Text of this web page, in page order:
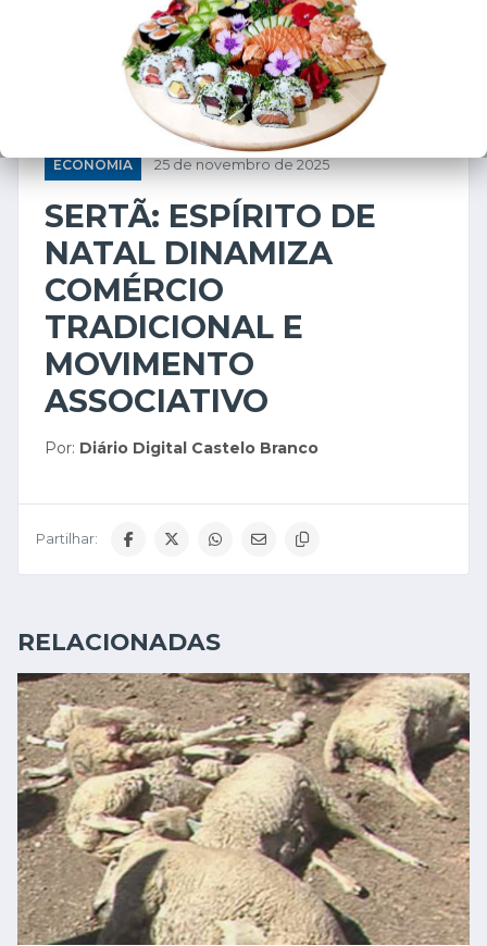
ECONOMIA 25 de novembro de 2025
SERTÃ: ESPÍRITO DE
NATAL DINAMIZA
COMÉRCIO
TRADICIONAL E
MOVIMENTO
ASSOCIATIVO
Por: Diário Digital Castelo Branco
Partilhar:
RELACIONADAS